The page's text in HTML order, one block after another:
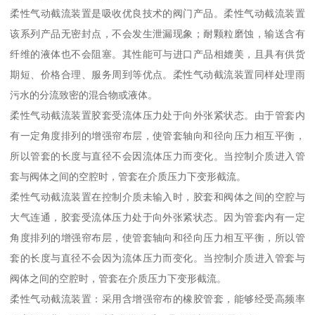
柔性气动截流装置是吸收优良技术的阀门产品。柔性气动截流装置
该系列产品无密封点，不会发生泄漏现象；耐颗粒磨蚀，输送含有
纤维的液体也不会阻塞。其性能可与进口产品相媲美，且具有供货
期短、价格合理、服务周到等优点。柔性气动截流装置同样处理雨
污水的分流致密的混合物或液体。
柔性气动截流装置胶套受流体压力处于向外张紧状态。由于管套内
有一定角度排列的增强帘布层，使管套轴向和径向压力相互平衡，
所以管套的长度与直径不会因流体压力而变化。当控制介质进入管
套与阀体之间的空腔时，管套在介质压力下变形截流。
柔性气动截流装置在控制介质未输入时，胶套和阀体之间的空腔与
大气连通，胶套受流体压力处于向外张紧状态。因为管套内有一定
角度排列的增强帘布层，使管套轴向和径向压力相互平衡，所以管
套的长度与直径不会因为流体压力而变化。当控制介质进入管套与
阀体之间的空腔时，管套在介质压力下变形截流。
柔性气动截流装置：采用含增强帘布的橡胶管套，能够经受高频率